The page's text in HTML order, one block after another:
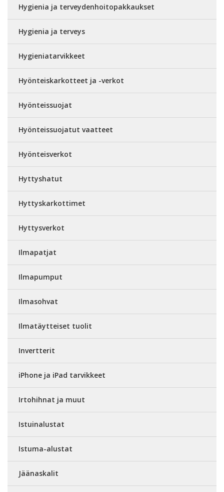
Hygienia ja terveydenhoitopakkaukset
Hygienia ja terveys
Hygieniatarvikkeet
Hyönteiskarkotteet ja -verkot
Hyönteissuojat
Hyönteissuojatut vaatteet
Hyönteisverkot
Hyttyshatut
Hyttyskarkottimet
Hyttysverkot
Ilmapatjat
Ilmapumput
Ilmasohvat
Ilmatäytteiset tuolit
Invertterit
iPhone ja iPad tarvikkeet
Irtohihnat ja muut
Istuinalustat
Istuma-alustat
Jäänaskalit